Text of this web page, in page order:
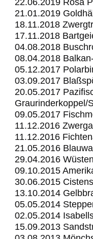
21.01.2019
18.11.2018
17.11.2018
04.08.2018
08.04.2018
05.12.2017
03.09.2017
20.05.2017
Graurinderkoppel/
09.05.2017
11.12.2016
11.12.2016
21.05.2016
29.04.2016
09.10.2015
30.06.2015
13.10.2014
05.05.2014
02.05.2014
15.09.2013